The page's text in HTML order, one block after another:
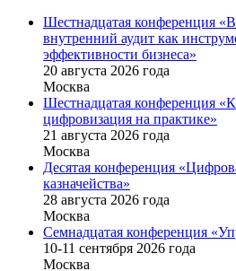
Шестнадцатая конференция
внутренний аудит как
эффективности бизнеса»
20 августа 2026 года
Москва
Шестнадцатая конференция
цифровизация на практике»
21 августа 2026 года
Москва
Десятая конференция
казначейства»
28 августа 2026 года
Москва
Семнадцатая конференция
10-11 сентября 2026 года
Москва